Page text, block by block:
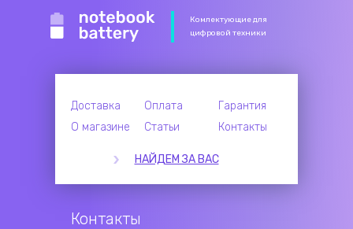
Комлектующие для
цифровой техники
Доставка Оплата
Гарантия
О магазине
Статьи Контакты
НАЙДЕМ ЗА ВАС
Контакты